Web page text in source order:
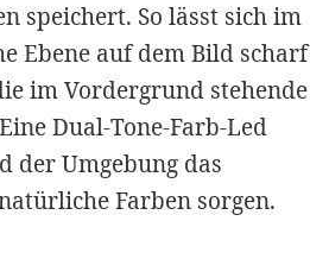
speichert. So lässt sich im
Ebene auf dem Bild scharf
im Vordergrund stehende
Dual-Tone-Farb-Led
der Umgebung das
Farben sorgen.